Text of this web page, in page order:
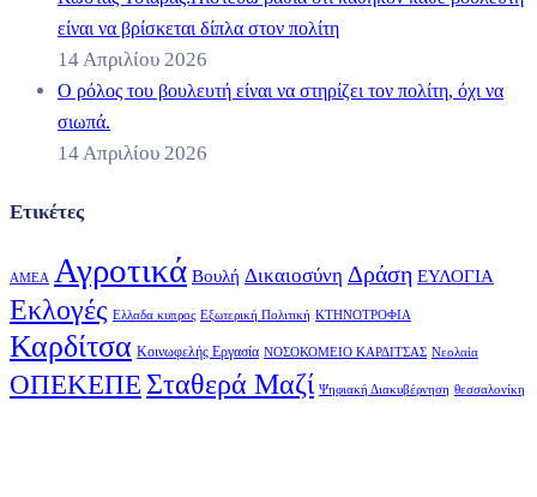
είναι να βρίσκεται δίπλα στον πολίτη
14 Απριλίου 2026
Ο ρόλος του βουλευτή είναι να στηρίζει τον πολίτη, όχι να
σιωπά.
14 Απριλίου 2026
Ετικέτες
ΑΜΕΑ Αγροτικά Βουλή Δικαιοσύνη Δράση ΕΥΛΟΓΙΑ
Εκλογές Ελλαδα κυπρος Εξωτερική Πολιτική ΚΤΗΝΟΤΡΟΦΙΑ
Καρδίτσα Κοινωφελής Εργασία ΝΟΣΟΚΟΜΕΙΟ ΚΑΡΔΙΤΣΑΣ Νεολαία
ΟΠΕΚΕΠΕ Σταθερά Μαζί Ψηφιακή Διακυβέρνηση θεσσαλονίκη